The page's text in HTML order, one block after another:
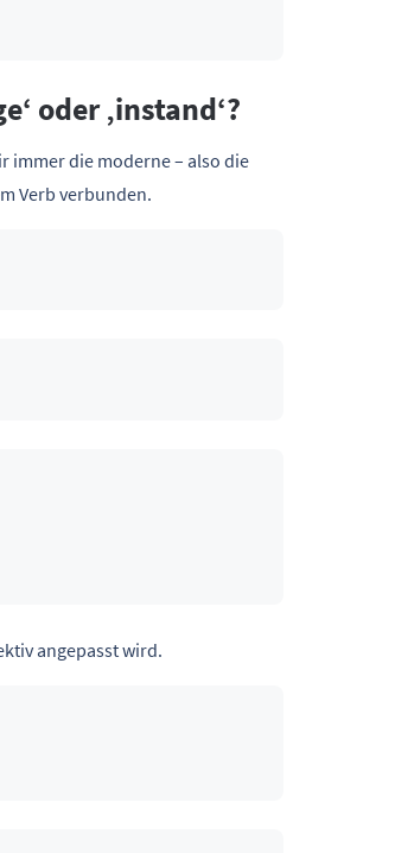
oder ‚instand‘?
immer die moderne – also die
Verb verbunden.
angepasst wird.